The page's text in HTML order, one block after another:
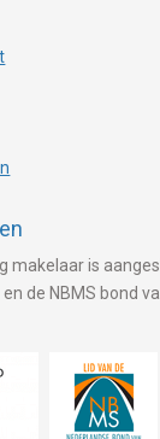
makelaar is
en de NBMS bond